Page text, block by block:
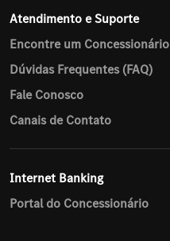
Atendimento e Suporte
Encontre um Concessionário
Dúvidas Frequentes (FAQ)
Fale Conosco
Canais de Contato
Internet Banking
Portal do Concessionário